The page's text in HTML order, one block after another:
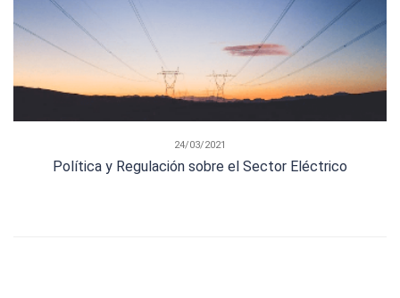
24/03/2021
Política y Regulación sobre el Sector Eléctrico